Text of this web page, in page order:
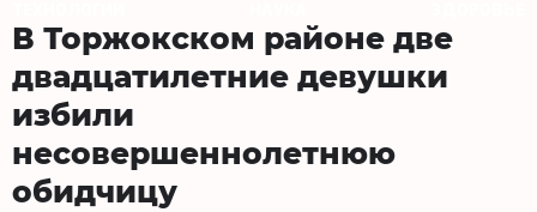
В Торжокском районе две
двадцатилетние девушки
избили
несовершеннолетнюю
обидчицу